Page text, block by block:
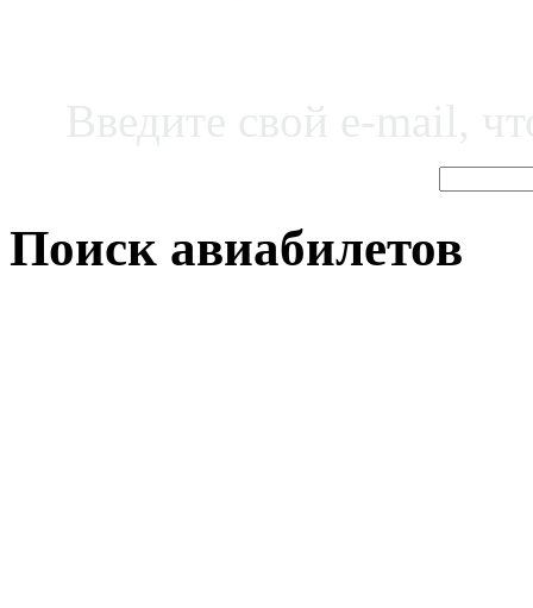
Поиск авиабилетов